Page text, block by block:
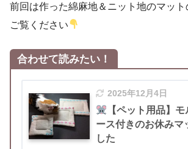
前回は作った綿麻地＆ニット地のマッ
ご覧ください
合わせて読みたい！
2025年12月4日
【ペット用品】
ース付きのお休みマ
した